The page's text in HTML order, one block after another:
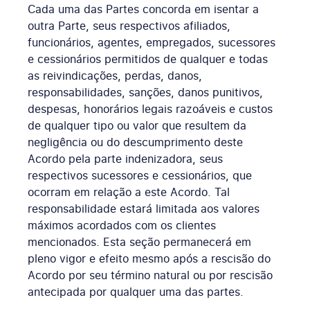
Cada uma das Partes concorda em isentar a
outra Parte, seus respectivos afiliados,
funcionários, agentes, empregados, sucessores
e cessionários permitidos de qualquer e todas
as reivindicações, perdas, danos,
responsabilidades, sanções, danos punitivos,
despesas, honorários legais razoáveis e custos
de qualquer tipo ou valor que resultem da
negligência ou do descumprimento deste
Acordo pela parte indenizadora, seus
respectivos sucessores e cessionários, que
ocorram em relação a este Acordo. Tal
responsabilidade estará limitada aos valores
máximos acordados com os clientes
mencionados. Esta seção permanecerá em
pleno vigor e efeito mesmo após a rescisão do
Acordo por seu término natural ou por rescisão
antecipada por qualquer uma das partes.